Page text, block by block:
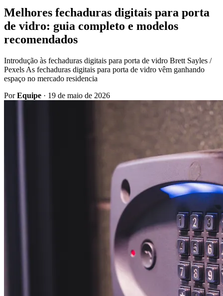
Melhores fechaduras digitais para porta
de vidro: guia completo e modelos
recomendados
Introdução às fechaduras digitais para porta de vidro Brett Sayles /
Pexels As fechaduras digitais para porta de vidro vêm ganhando
espaço no mercado residencia
PorEquipe · 19 de maio de 2026